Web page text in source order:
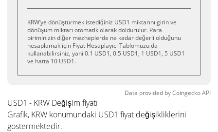
KRW’ye dönüştürmek istediğiniz USD1 miktarını girin ve
dönüşüm miktarı otomatik olarak doldurulur. Para
biriminizin diğer mezheplerde ne kadar değerli olduğunu
hesaplamak için Fiyat Hesaplayıcı Tablomuzu da
kullanabilirsiniz, yani 0.1 USD1, 0.5 USD1, 1 USD1, 5 USD1
ve hatta 10 USD1.
Data provided byCoingeckoAPI
USD1 - KRW Değişim fiyatı
Grafik, KRW konumundaki USD1 fiyat değişikliklerini
göstermektedir.